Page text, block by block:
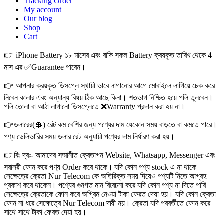
My account
Our blog
Shop
Cart
👉 iPhone Battery ১৮ মাসের এবং বাকি সকল Battery ক্রয়কৃত তারিখ থেকে 4
মাস এর ✅Guarantee পাবেন।
👉 আপনার ক্রয়কৃত ডিসপ্লে স্থায়ী ভাবে লাগানোর আগে মোবাইলে লাগিয়ে চেক করে
নিবেন কালার এবং অন্যান্য বিষয় ঠিক আছে কিনা। শতভাগ নিশ্চিত হয়ে পলি তুলবেন।
পলি তোলা বা আঠা লাগানো ডিসপ্লেতে ❌Warranty প্রদান করা হয় না।
👉ডলারের(💲) রেট কম বেশির জন্য পণ্যের দাম যেকোন সময় বাড়তে বা কমতে পারে।
পণ্য ডেলিভারির সময় ডলার রেট অনুযায়ী পণ্যের দাম নির্ধারণ করা হয়।
👉বিঃ দ্রঃ- আমাদের সম্মানীত ক্রেতাগন Website, Whatsapp, Messenger এবং
সরাসরী ফোন করে পণ্য Order করে থাকে। যদি কোন পণ্য stock এ না থাকে
সেক্ষেত্রে ক্রেতা Nur Telecom কে অতিরিক্ত সময় দিয়েও পণ্যটি নিতে আগ্রহ
প্রকাশ করে থাকেন। পণ্যের গুনগত মান বিবেচনা করে যদি কোন পণ্য না দিতে পারি
সেক্ষেত্রে ক্রেতাকে ফোন করে অগ্রিম নেওয়া টাকা ফেরত দেয়া হয়। যদি কোন ক্রেতা
ফোন না ধরে সেক্ষেত্রে Nur Telecom দায়ী নয়। ক্রেতা যদি পরবর্তীতে ফোন করে
সাথে সাথে টাকা ফেরত দেয়া হয়।